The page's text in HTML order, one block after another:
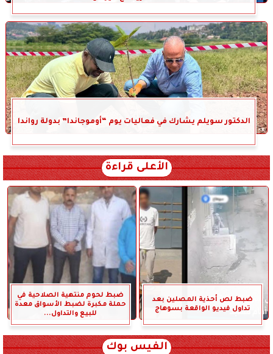
الدكتور سويلم يشارك في فعاليات يوم “أوموجاندا” بدولة رواندا
الأعلى قراءة
ضبط لص أحذية المصلين بعد
تداول فيديو الواقعة بسوهاج
ضبط لحوم منتهية الصلاحية في
حملة مكبرة لضبط الأسواق معدة
للبيع والتداول...
الفيس بوك